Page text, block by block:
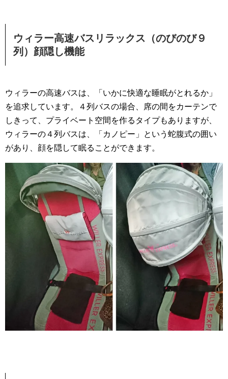
ウィラー高速バスリラックス（のびのび９
列）顔隠し機能
ウィラーの高速バスは、「いかに快適な睡眠がとれるか」
を追求しています。４列バスの場合、席の間をカーテンで
しきって、プライベート空間を作るタイプもありますが、
ウィラーの４列バスは、「カノピー」という蛇腹式の囲い
があり、顔を隠して眠ることができます。